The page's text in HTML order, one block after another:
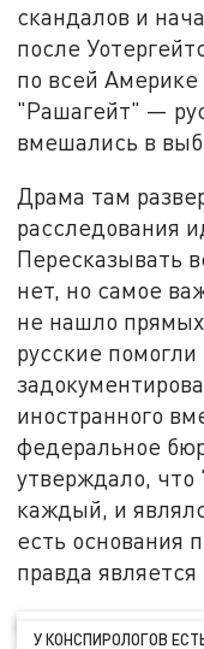
скандалов и
после
по всей
"Рашагейт" —
вмешались в
Драма там
расследования
Пересказывать
нет, но самое
не нашло прямых
русские
иностранного
федеральное
утверждало, что
каждый, и
есть основания
правда
У КОНСПИРОЛОГОВ